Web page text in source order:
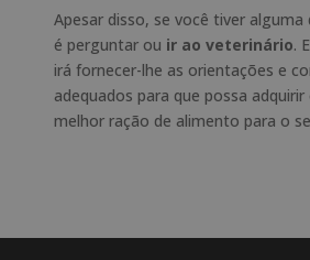
Apesar disso, se você tiver alguma
é perguntar ou ir ao veterinário.
irá fornecer-lhe as orientações e
adequados para que possa
melhor ração de alimento para o